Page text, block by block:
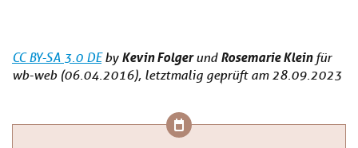
CC BY-SA 3.0 DEby Kevin Folgerund Rosemarie Kleinfür
wb-web (06.04.2016), letztmalig geprüft am 28.09.2023